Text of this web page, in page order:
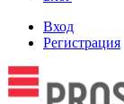
Вход
Регистрация